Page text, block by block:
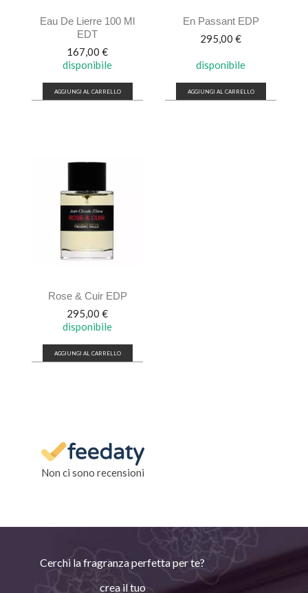
Eau De Lierre 100 Ml
EDT
Prezzo
167,00 €
disponibile
AGGIUNGI AL CARRELLO
En Passant EDP
Prezzo
295,00 €
disponibile
AGGIUNGI AL CARRELLO
Rose & Cuir EDP
Prezzo
295,00 €
disponibile
AGGIUNGI AL CARRELLO
Non ci sono recensioni
Cerchi la fragranza perfetta per te?
crea il tuo